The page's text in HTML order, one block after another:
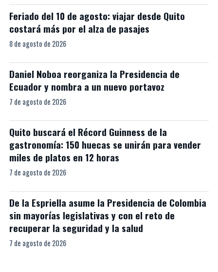
Feriado del 10 de agosto: viajar desde Quito
costará más por el alza de pasajes
8 de agosto de 2026
Daniel Noboa reorganiza la Presidencia de
Ecuador y nombra a un nuevo portavoz
7 de agosto de 2026
Quito buscará el Récord Guinness de la
gastronomía: 150 huecas se unirán para vender
miles de platos en 12 horas
7 de agosto de 2026
De la Espriella asume la Presidencia de Colombia
sin mayorías legislativas y con el reto de
recuperar la seguridad y la salud
7 de agosto de 2026